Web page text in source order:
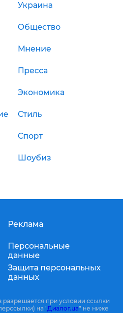
Украина
Общество
Мнение
Пресса
Экономика
Стиль
Спорт
Шоубиз
Реклама
Персональные
данные
Защита персональных
данных
при условии ссылки
на "Диалог.ua" не ниже